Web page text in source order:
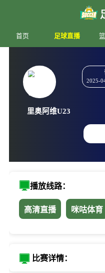
首页 足球直播
里奥阿维U23
播放线路：
高清直播 咪咕体育
比赛详情：